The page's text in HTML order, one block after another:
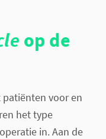
op de
voor en
het type
in. Aan de